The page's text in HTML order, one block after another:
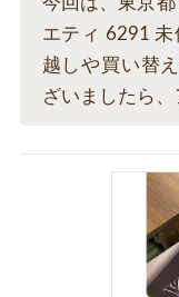
エティ 6291 未
越しや買い替
ざいましたら、